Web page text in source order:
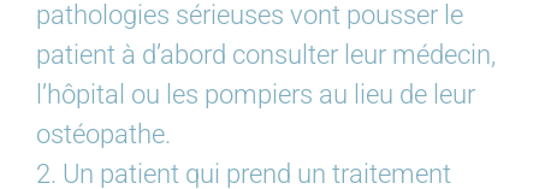
pathologies sérieuses vont pousser le
patient à d’abord consulter leur médecin,
l’hôpital ou les pompiers au lieu de leur
ostéopathe.
2. Un patient qui prend un traitement